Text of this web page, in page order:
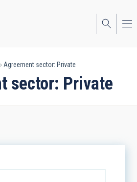
Agreement sector: Private
sector: Private